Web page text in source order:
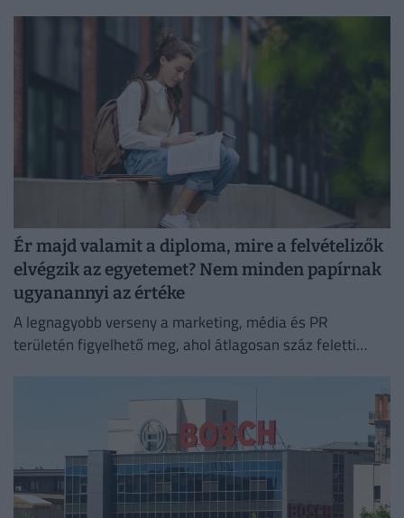
Ér majd valamit a diploma, mire a felvételizők
elvégzik az egyetemet? Nem minden papírnak
ugyanannyi az értéke
A legnagyobb verseny a marketing, média és PR
területén figyelhető meg, ahol átlagosan száz feletti